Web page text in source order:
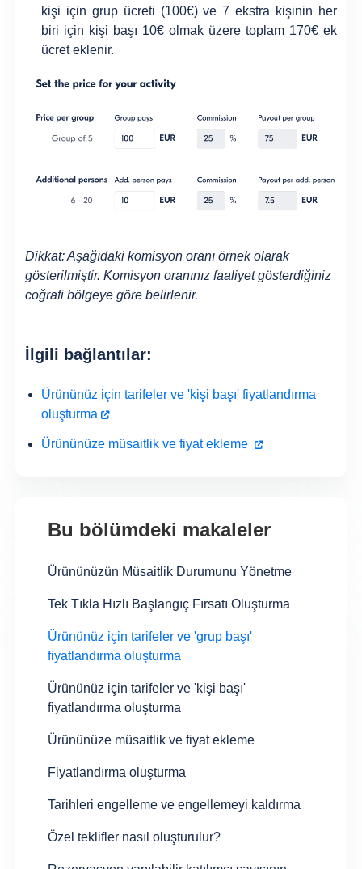
kişi için grup ücreti (100€) ve 7 ekstra kişinin her
biri için kişi başı 10€ olmak üzere toplam 170€ ek
ücret eklenir.
Dikkat: Aşağıdaki komisyon oranı örnek olarak
gösterilmiştir. Komisyon oranınız faaliyet gösterdiğiniz
coğrafi bölgeye göre belirlenir.
İlgili bağlantılar:
Ürününüz için tarifeler ve 'kişi başı' fiyatlandırma
oluşturma
Ürününüze müsaitlik ve fiyat ekleme
Bu bölümdeki makaleler
Ürününüzün Müsaitlik Durumunu Yönetme
Tek Tıkla Hızlı Başlangıç Fırsatı Oluşturma
Ürününüz için tarifeler ve 'grup başı'
fiyatlandırma oluşturma
Ürününüz için tarifeler ve 'kişi başı'
fiyatlandırma oluşturma
Ürününüze müsaitlik ve fiyat ekleme
Fiyatlandırma oluşturma
Tarihleri engelleme ve engellemeyi kaldırma
Özel teklifler nasıl oluşturulur?